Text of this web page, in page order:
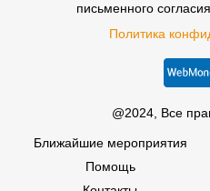
письменного
Политика
@2024, Все
Ближайшие мероприятия
Помощь